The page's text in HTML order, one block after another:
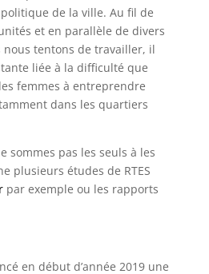
de la ville. Au fil de
et en parallèle de divers
nous tentons de travailler, il
liée à la difficulté que
femmes à entreprendre
dans les quartiers
sommes pas les seuls à les
plusieurs études de RTES
par exemple ou les rapports
en début d’année 2019 une